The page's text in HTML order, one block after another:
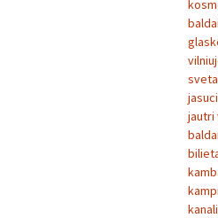
jautri
baldai